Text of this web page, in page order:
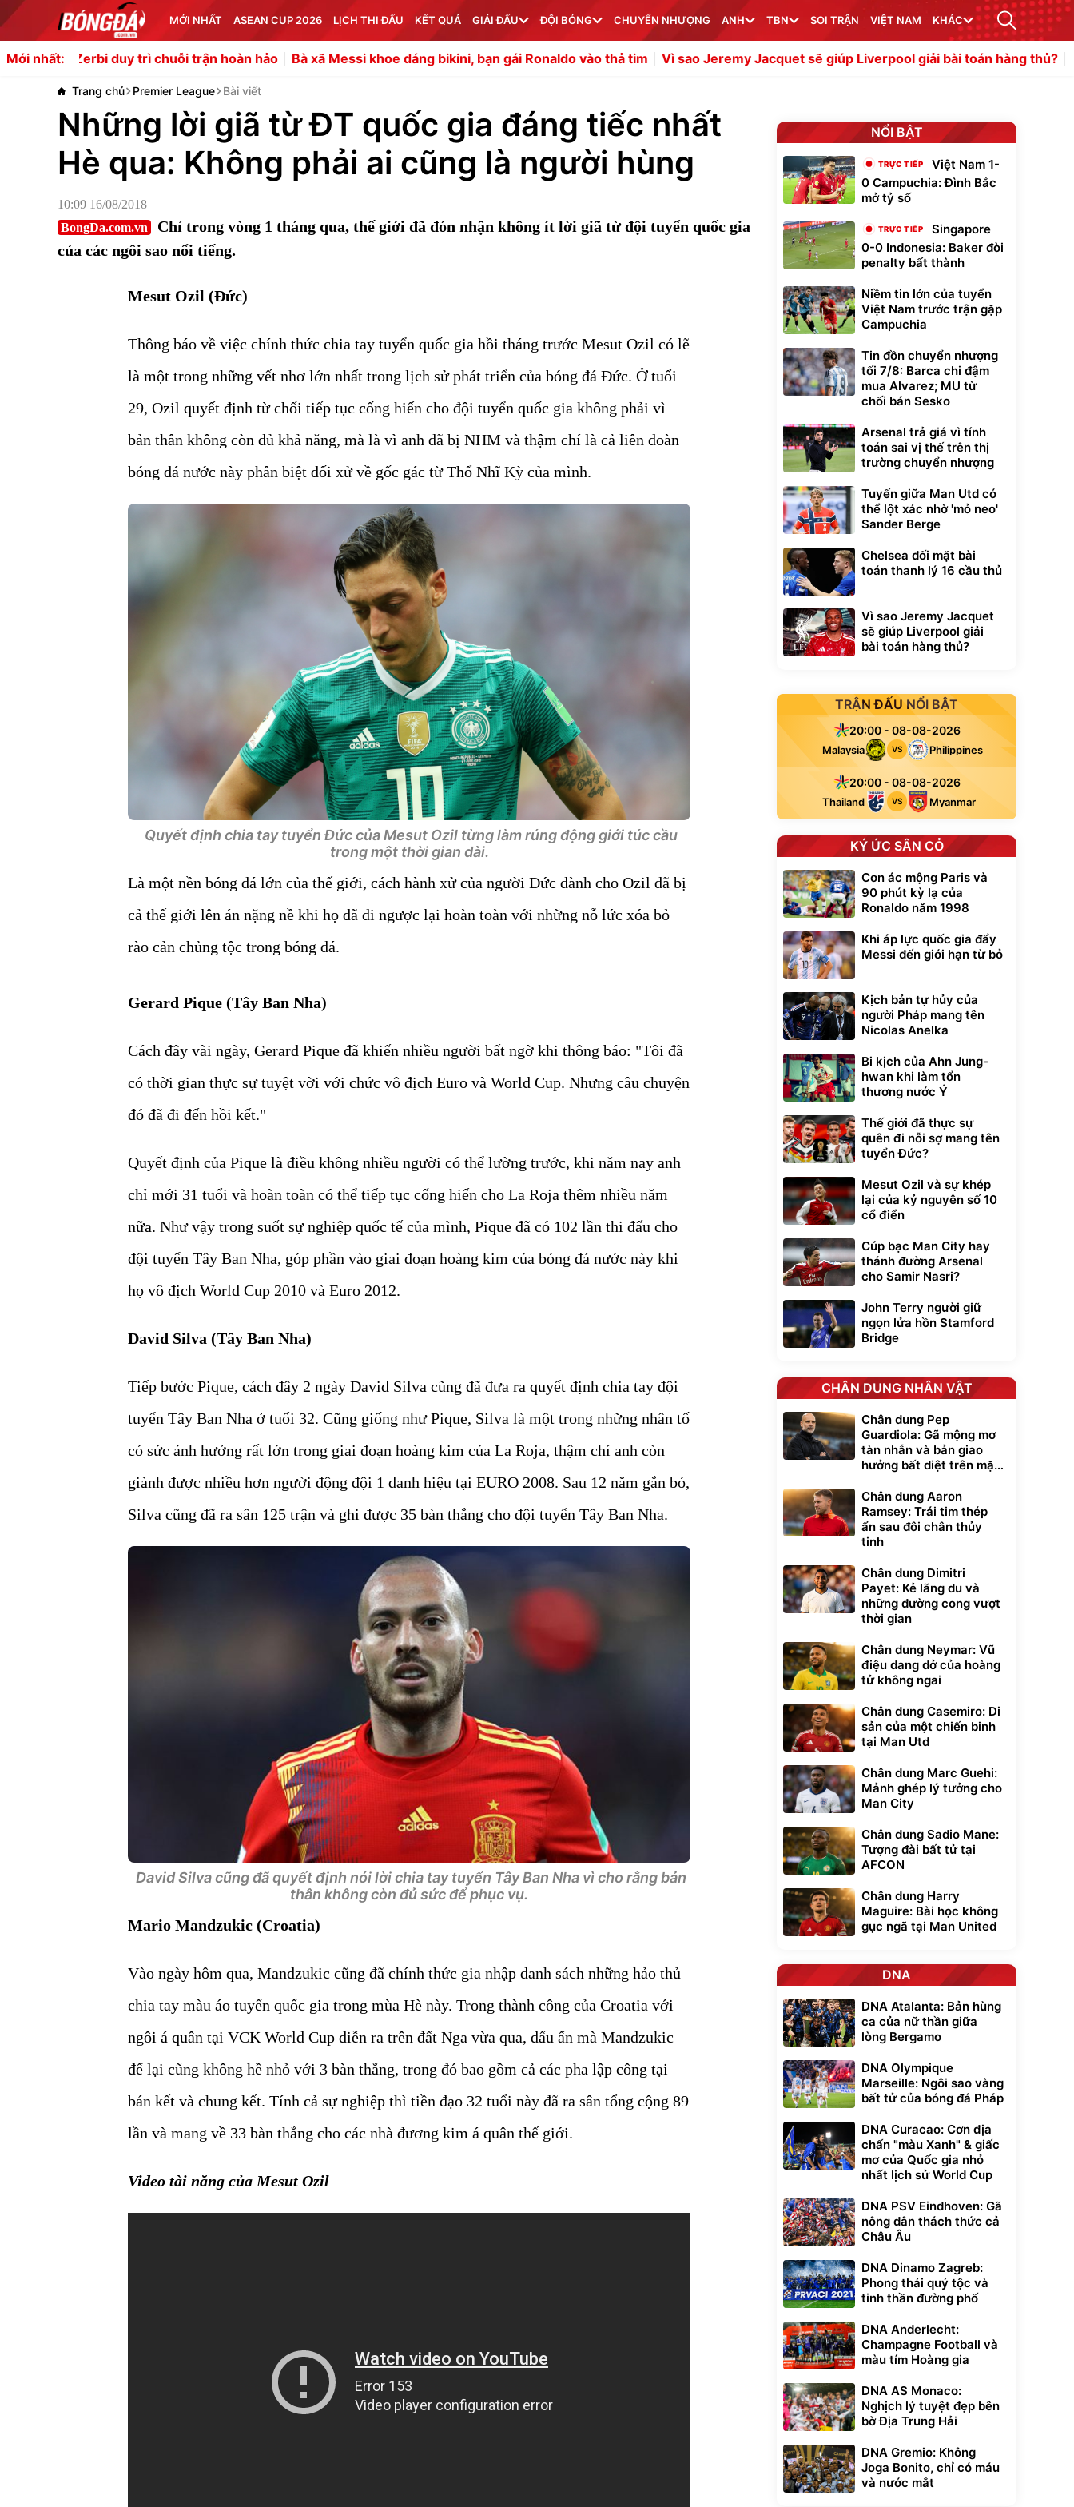
MỚI NHẤT ASEAN CUP 2026 LỊCH THI ĐẤU KẾT QUẢ GIẢI ĐẤU ĐỘI BÓNG CHUYỂN NHƯỢNG ANH TBN SOI TRẬN VIỆT NAM KHÁC
Mới nhất:
trì chuỗi trận hoàn hảo Bà xã Messi khoe dáng bikini, bạn gái Ronaldo vào thả tim Vì sao Jeremy Jacquet sẽ giúp Liverpool giải bài toán hàng thủ? Liverpool chuẩn
Trang chủ Premier League Bài viết
Những lời giã từ ĐT quốc gia đáng tiếc nhất
Hè qua: Không phải ai cũng là người hùng
10:09 16/08/2018
BongDa.com.vn
Chỉ trong vòng 1 tháng qua, thế giới đã đón nhận không ít lời giã từ đội tuyển quốc gia
của các ngôi sao nổi tiếng.
Mesut Ozil (Đức)
Thông báo về việc chính thức chia tay tuyển quốc gia hồi tháng trước Mesut Ozil có lẽ
là một trong những vết nhơ lớn nhất trong lịch sử phát triển của bóng đá Đức. Ở tuổi
29, Ozil quyết định từ chối tiếp tục cống hiến cho đội tuyển quốc gia không phải vì
bản thân không còn đủ khả năng, mà là vì anh đã bị NHM và thậm chí là cả liên đoàn
bóng đá nước này phân biệt đối xử về gốc gác từ Thổ Nhĩ Kỳ của mình.
Quyết định chia tay tuyển Đức của Mesut Ozil từng làm rúng động giới túc cầu
trong một thời gian dài.
Là một nền bóng đá lớn của thế giới, cách hành xử của người Đức dành cho Ozil đã bị
cả thế giới lên án nặng nề khi họ đã đi ngược lại hoàn toàn với những nỗ lức xóa bỏ
rào cản chủng tộc trong bóng đá.
Gerard Pique (Tây Ban Nha)
Cách đây vài ngày, Gerard Pique đã khiến nhiều người bất ngờ khi thông báo: "Tôi đã
có thời gian thực sự tuyệt vời với chức vô địch Euro và World Cup. Nhưng câu chuyện
đó đã đi đến hồi kết."
Quyết định của Pique là điều không nhiều người có thể lường trước, khi năm nay anh
chỉ mới 31 tuổi và hoàn toàn có thể tiếp tục cống hiến cho La Roja thêm nhiều năm
nữa. Như vậy trong suốt sự nghiệp quốc tế của mình, Pique đã có 102 lần thi đấu cho
đội tuyển Tây Ban Nha, góp phần vào giai đoạn hoàng kim của bóng đá nước này khi
họ vô địch World Cup 2010 và Euro 2012.
David Silva (Tây Ban Nha)
Tiếp bước Pique, cách đây 2 ngày David Silva cũng đã đưa ra quyết định chia tay đội
tuyển Tây Ban Nha ở tuổi 32. Cũng giống như Pique, Silva là một trong những nhân tố
có sức ảnh hưởng rất lớn trong giai đoạn hoàng kim của La Roja, thậm chí anh còn
giành được nhiều hơn người động đội 1 danh hiệu tại EURO 2008. Sau 12 năm gắn bó,
Silva cũng đã ra sân 125 trận và ghi được 35 bàn thắng cho đội tuyển Tây Ban Nha.
David Silva cũng đã quyết định nói lời chia tay tuyển Tây Ban Nha vì cho rằng bản
thân không còn đủ sức để phục vụ.
Mario Mandzukic (Croatia)
Vào ngày hôm qua, Mandzukic cũng đã chính thức gia nhập danh sách những hảo thủ
chia tay màu áo tuyển quốc gia trong mùa Hè này. Trong thành công của Croatia với
ngôi á quân tại VCK World Cup diễn ra trên đất Nga vừa qua, dấu ấn mà Mandzukic
để lại cũng không hề nhỏ với 3 bàn thắng, trong đó bao gồm cả các pha lập công tại
bán kết và chung kết. Tính cả sự nghiệp thì tiền đạo 32 tuổi này đã ra sân tổng cộng 89
lần và mang về 33 bàn thắng cho các nhà đương kim á quân thế giới.
Video tài năng của Mesut Ozil
NỔI BẬT
Việt Nam 1-
0 Campuchia: Đình Bắc
mở tỷ số
Singapore
0-0 Indonesia: Baker đòi
penalty bất thành
Niềm tin lớn của tuyển
Việt Nam trước trận gặp
Campuchia
Tin đồn chuyển nhượng
tối 7/8: Barca chi đậm
mua Alvarez; MU từ
chối bán Sesko
Arsenal trả giá vì tính
toán sai vị thế trên thị
trường chuyển nhượng
Tuyến giữa Man Utd có
thể lột xác nhờ 'mỏ neo'
Sander Berge
Chelsea đối mặt bài
toán thanh lý 16 cầu thủ
Vì sao Jeremy Jacquet
sẽ giúp Liverpool giải
bài toán hàng thủ?
TRẬN ĐẤU NỔI BẬT
20:00 - 08-08-2026
Malaysia VS Philippines
20:00 - 08-08-2026
Thailand VS Myanmar
KÝ ỨC SÂN CỎ
Cơn ác mộng Paris và
90 phút kỳ lạ của
Ronaldo năm 1998
Khi áp lực quốc gia đẩy
Messi đến giới hạn từ bỏ
Kịch bản tự hủy của
người Pháp mang tên
Nicolas Anelka
Bi kịch của Ahn Jung-
hwan khi làm tổn
thương nước Ý
Thế giới đã thực sự
quên đi nỗi sợ mang tên
tuyển Đức?
Mesut Ozil và sự khép
lại của kỷ nguyên số 10
cổ điển
Cúp bạc Man City hay
thánh đường Arsenal
cho Samir Nasri?
John Terry người giữ
ngọn lửa hồn Stamford
Bridge
CHÂN DUNG NHÂN VẬT
Chân dung Pep
Guardiola: Gã mộng mơ
tàn nhẫn và bản giao
hưởng bất diệt trên mặt
Chân dung Aaron
Ramsey: Trái tim thép
ẩn sau đôi chân thủy
tinh
Chân dung Dimitri
Payet: Kẻ lãng du và
những đường cong vượt
thời gian
Chân dung Neymar: Vũ
điệu dang dở của hoàng
tử không ngai
Chân dung Casemiro: Di
sản của một chiến binh
tại Man Utd
Chân dung Marc Guehi:
Mảnh ghép lý tưởng cho
Man City
Chân dung Sadio Mane:
Tượng đài bất tử tại
AFCON
Chân dung Harry
Maguire: Bài học không
gục ngã tại Man United
DNA
DNA Atalanta: Bản hùng
ca của nữ thần giữa
lòng Bergamo
DNA Olympique
Marseille: Ngôi sao vàng
bất tử của bóng đá Pháp
DNA Curacao: Cơn địa
chấn "màu Xanh" & giấc
mơ của Quốc gia nhỏ
nhất lịch sử World Cup
DNA PSV Eindhoven: Gã
nông dân thách thức cả
Châu Âu
DNA Dinamo Zagreb:
Phong thái quý tộc và
tinh thần đường phố
DNA Anderlecht:
Champagne Football và
màu tím Hoàng gia
DNA AS Monaco:
Nghịch lý tuyệt đẹp bên
bờ Địa Trung Hải
DNA Gremio: Không
Joga Bonito, chỉ có máu
và nước mắt